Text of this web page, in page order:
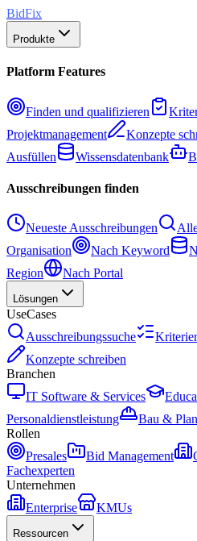
BidFix
Produkte
Platform Features
Finden und qualifizieren
Projektmanagement
Konzepte
Ausfüllen
Wissensdatenbank
Ausschreibungen finden
Neueste Ausschreibungen
Organisation
Nach Keyword
Region
Nach Portal
Lösungen
UseCases
Ausschreibungssuche
Konzepte schreiben
Branchen
IT Software & Services
Personaldienstleistung
Bau &
Rollen
Presales
Bid Management
Fachexperten
Unternehmen
Enterprise
KMUs
Ressourcen